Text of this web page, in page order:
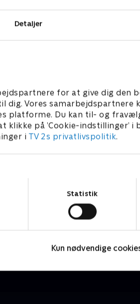
Detaljer
for at give dig den
Vores samarbejdspartnere
platforme. Du kan til- og
på ’Cookie-indstillinger’ i
i TV 2s privatlivspolitik.
Statistik
Kun nødvendige
Janet flygter fra mr. Martin